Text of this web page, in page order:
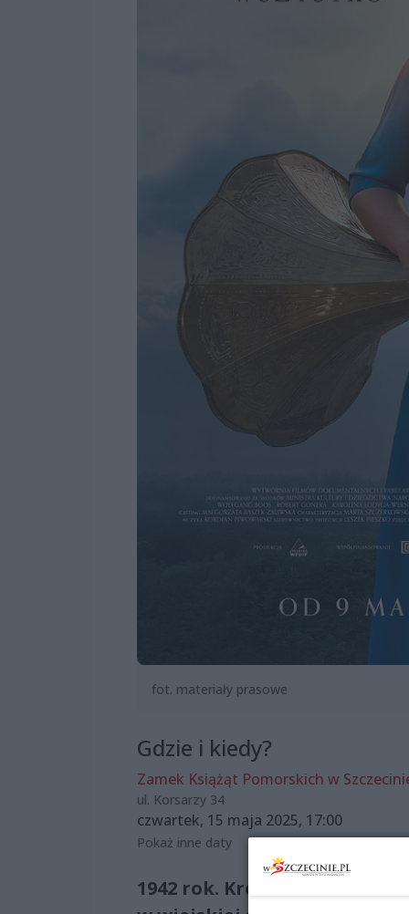
fot. materiały prasowe
Gdzie i kiedy?
Zamek Książąt Pomorskich w
ul. Korsarzy 34
czwartek, 15 maja 2025, 17:00
Pokaż inne daty
1942 rok. Kresy. Silna i